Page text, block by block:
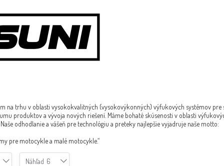
na trhu v oblasti vysokokvalitných (vysokovýkonných) výfukových systémov
produktov a vývoja nových riešení. Máme bohaté skúsenosti v oblasti
odhodlanie a vášeň pre technológiu a preteky najlepšie vyjadruje naše motto:
pre motocykle a malé motocykle.“
Náhľad 6